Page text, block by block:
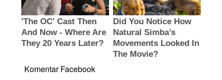
Komentar Facebook